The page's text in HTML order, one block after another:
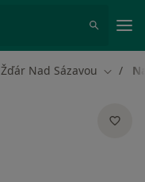
Žďár Nad Sázavou Změna